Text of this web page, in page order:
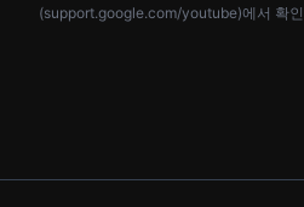
(support.google.com/youtube)에서 확